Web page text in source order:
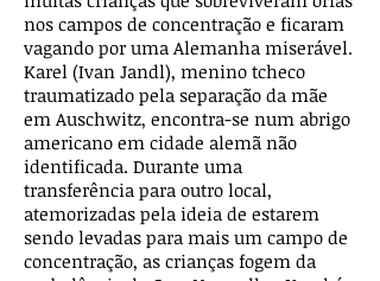
nos campos de concentração e ficaram
vagando por uma Alemanha miserável.
Karel (Ivan Jandl), menino tcheco
traumatizado pela separação da mãe
em Auschwitz, encontra-se num abrigo
americano em cidade alemã não
identificada. Durante uma
transferência para outro local,
atemorizadas pela ideia de estarem
sendo levadas para mais um campo de
concentração, as crianças fogem da